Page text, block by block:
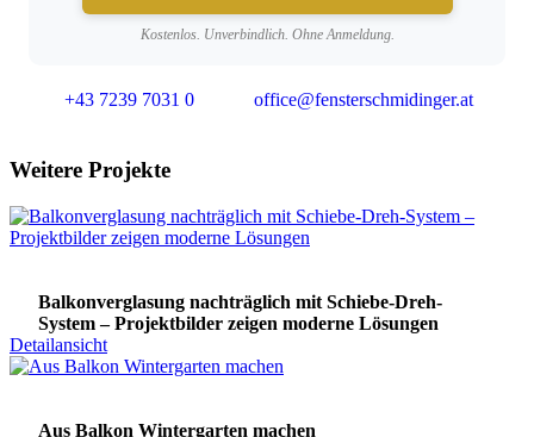
Kostenlos. Unverbindlich. Ohne Anmeldung.
+43 7239 7031 0 office@fensterschmidinger.at
Weitere Projekte
Balkonverglasung nachträglich mit Schiebe-Dreh-
System – Projektbilder zeigen moderne Lösungen
Detailansicht
Aus Balkon Wintergarten machen